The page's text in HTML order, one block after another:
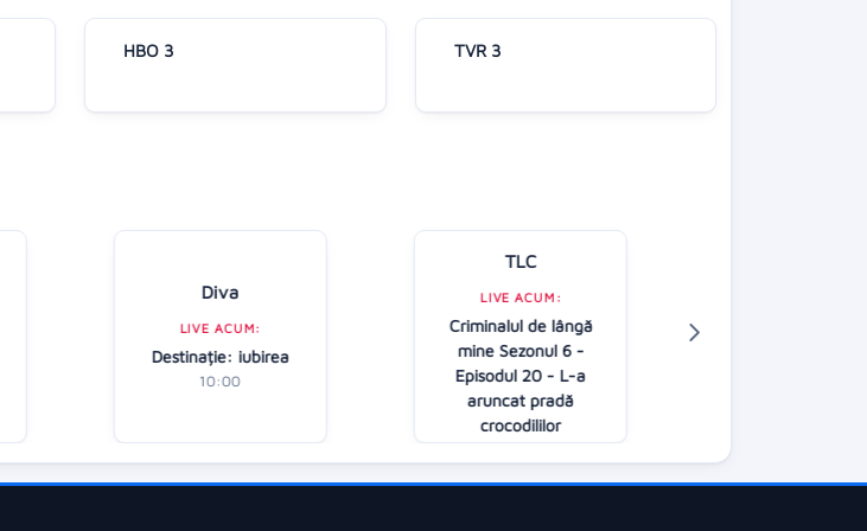
HBO 3 TVR 3
Diva
LIVE ACUM:
Destinație: iubirea
10:00
TLC
LIVE ACUM:
Criminalul de lângă
mine Sezonul 6 -
Episodul 20 - L-a
aruncat pradă
crocodililor